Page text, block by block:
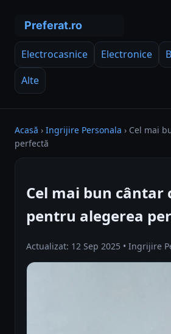
Electrocasnice Electronice
Alte
Acasă › Ingrijire Personala › Cel mai
perfectă
Cel mai bun
pentru alegerea
Actualizat: 12 Sep 2025 • Ingrijire